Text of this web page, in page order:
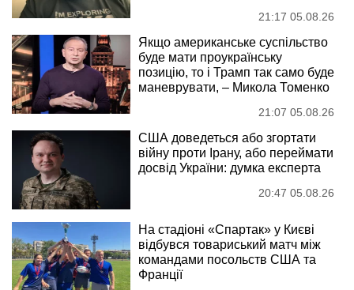
21:17 05.08.26
Якщо американське суспільство
буде мати проукраїнську
позицію, то і Трамп так само буде
маневрувати, – Микола Томенко
21:07 05.08.26
США доведеться або згортати
війну проти Ірану, або переймати
досвід України: думка експерта
20:47 05.08.26
На стадіоні «Спартак» у Києві
відбувся товариський матч між
командами посольств США та
Франції